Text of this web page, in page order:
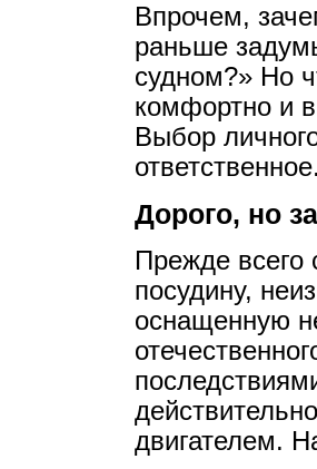
Впрочем,
раньше
судном?» Но
комфортно и
Выбор
Дорого, но
Прежде всего
посудину,
оснащенную
двигателем.